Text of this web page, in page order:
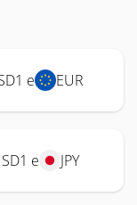
e EUR
e JPY